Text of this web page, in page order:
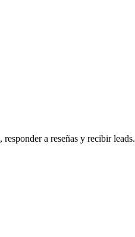
a reseñas y recibir leads.